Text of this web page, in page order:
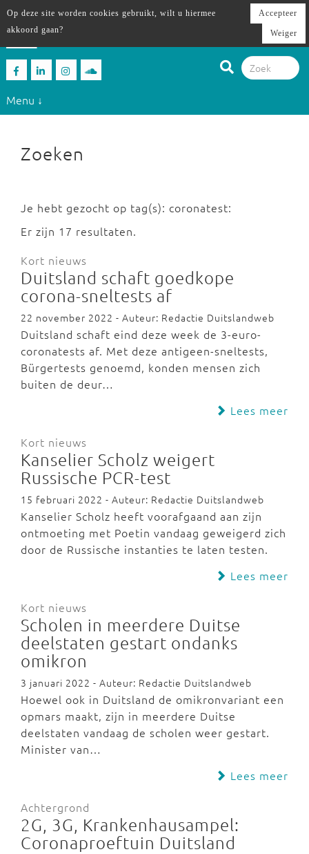
Menu ↓
Zoeken
Je hebt gezocht op tag(s): coronatest:
Er zijn 17 resultaten.
Kort nieuws
Duitsland schaft goedkope
corona-sneltests af
22 november 2022 - Auteur: Redactie Duitslandweb
Duitsland schaft eind deze week de 3-euro-
coronatests af. Met deze antigeen-sneltests,
Bürgertests genoemd, konden mensen zich
buiten de deur…
Lees meer
Kort nieuws
Kanselier Scholz weigert
Russische PCR-test
15 februari 2022 - Auteur: Redactie Duitslandweb
Kanselier Scholz heeft voorafgaand aan zijn
ontmoeting met Poetin vandaag geweigerd zich
door de Russische instanties te laten testen.
Lees meer
Kort nieuws
Scholen in meerdere Duitse
deelstaten gestart ondanks
omikron
3 januari 2022 - Auteur: Redactie Duitslandweb
Hoewel ook in Duitsland de omikronvariant een
opmars maakt, zijn in meerdere Duitse
deelstaten vandaag de scholen weer gestart.
Minister van…
Lees meer
Achtergrond
2G, 3G, Krankenhausampel:
Coronaproeftuin Duitsland
Op deze site worden cookies gebruikt, wilt u hiermee
akkoord gaan?
Accepteer
Weiger